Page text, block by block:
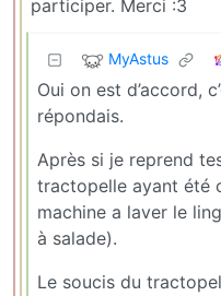
participer. Merci :3
MyAstus
Oui on est d’accord,
répondais.
Après si je reprend
tractopelle ayant été
machine a laver le
à salade).
Le soucis du